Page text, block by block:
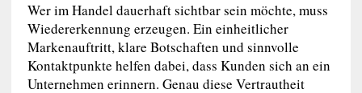
Wer im Handel dauerhaft sichtbar sein möchte, muss
Wiedererkennung erzeugen. Ein einheitlicher
Markenauftritt, klare Botschaften und sinnvolle
Kontaktpunkte helfen dabei, dass Kunden sich an ein
Unternehmen erinnern. Genau diese Vertrautheit